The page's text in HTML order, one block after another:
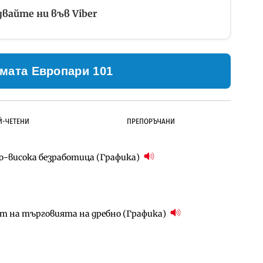
ни във Viber
Европари 101
ЧЕТЕНИ ПРЕПОРЪЧАНИ
висока безработица (Графика)
на търговията на дребно (Графика)
за преместването на трамвайното
Петрохан ще върви паралелно с екологичните
Петрохан ще върви паралелно с екологичните
придобиване на Euroapi Italy